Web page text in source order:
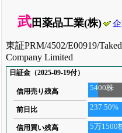
武田薬品工業(株)
東証PRM/4502/E00919/
Company Limited
日証金（2025-09-19付）
信用売り残高 5400株
前日比 237.50%
信用買い残高 5万1500